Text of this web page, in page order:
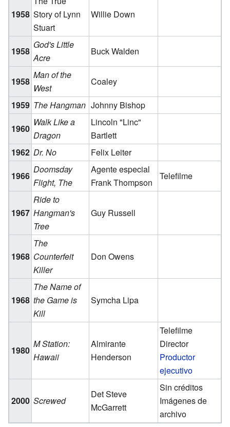
1958 Story of Lynn
Stuart
Willie Down
1958
God's Little
Acre
Buck Walden
1958
Man of the
West
Coaley
1959 The Hangman Johnny Bishop
1960
Walk Like a
Dragon
Lincoln "Linc"
Bartlett
1962 Dr. No
Felix Leiter
1966
Doomsday
Flight, The
Agente especial
Frank Thompson
Telefilme
1967
Ride to
Hangman's
Tree
Guy Russell
1968
The
Counterfeit
Killer
Don Owens
1968
The Name of
the Game is
Kill
Symcha Lipa
1980
M Station:
Hawaii
Almirante
Henderson
Telefilme
Director
Productor
ejecutivo
2000 Screwed
Det Steve
McGarrett
Sin créditos
Imágenes de
archivo